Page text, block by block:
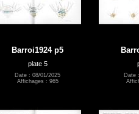
Barroi1924 p5
plate 5
Date : 08/01/2025
Affichages : 965
Date